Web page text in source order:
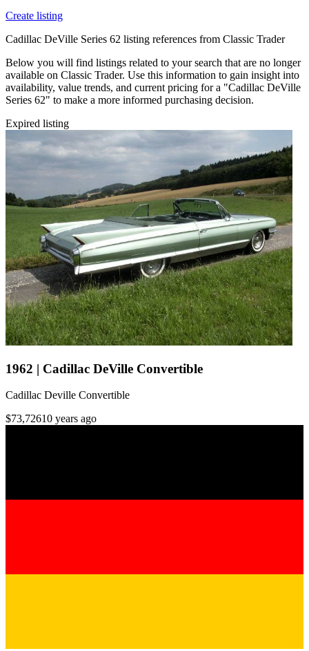
Create listing
Cadillac DeVille Series 62 listing references from Classic Trader
Below you will find listings related to your search that are no longer
available on Classic Trader. Use this information to gain insight into
availability, value trends, and current pricing for a "Cadillac DeVille
Series 62" to make a more informed purchasing decision.
Expired listing
1962 | Cadillac DeVille Convertible
Cadillac Deville Convertible
$73,72610 years ago